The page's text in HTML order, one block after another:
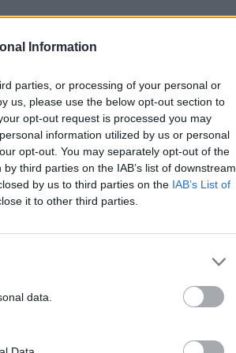
Information
parties, or processing of your personal or
us, please use the below opt-out section to
opt-out request is processed you may
information utilized by us or personal
opt-out. You may separately opt-out of the
third parties on the IAB’s list of downstream
by us to third parties on the IAB’s List of
it to other third parties.
data.Gasto 10l/100km